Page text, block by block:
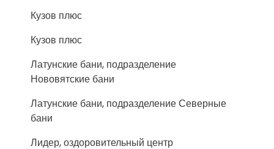
Кузов плюс
Кузов плюс
Латунские бани, подразделение
Нововятские бани
Латунские бани, подразделение Северные
бани
Лидер, оздоровительный центр